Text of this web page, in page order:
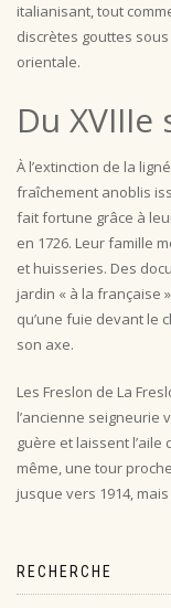
italianisant, tout
discrètes gouttes
orientale.
Du
À l’extinction de la
fraîchement anoblis
fait fortune grâce à
en 1726. Leur famille
et huisseries. Des
jardin « à la française
qu’une fuie devant le
son axe.
Les Freslon de La
l’ancienne seigneurie
guère et laissent l’aile
même, une tour
jusque vers 1914,
RECHERCHE